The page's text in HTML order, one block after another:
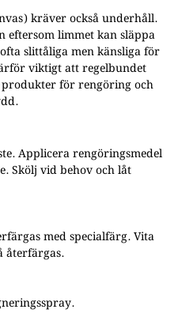
kräver också underhåll.
eftersom limmet kan släppa
slittåliga men känsliga för
viktigt att regelbundet
för rengöring och
Applicera rengöringsmedel
Skölj vid behov och låt
med specialfärg. Vita
återfärgas.